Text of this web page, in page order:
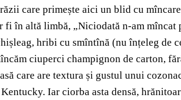
care primește aici un blid cu
fi în altă limbă, „Niciodată n-am
hribi cu smîntînă (nu înțeleg
ciuperci champignon de carton,
care are textura și gustul unui
Iar ciorba asta densă,